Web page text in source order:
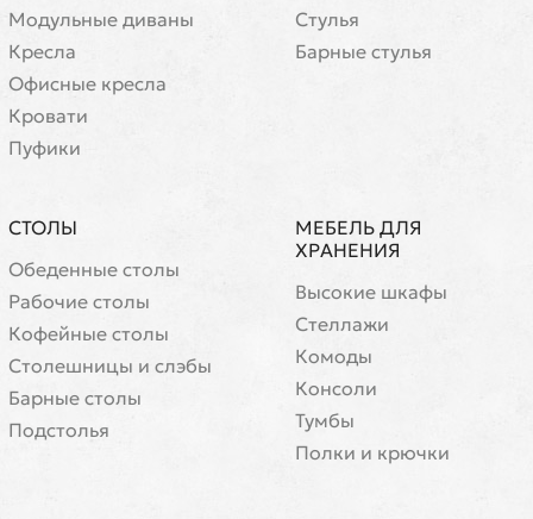
Модульные диваны
Кресла
Офисные кресла
Кровати
Пуфики
Стулья
Барные стулья
СТОЛЫ
Обеденные столы
Рабочие столы
Кофейные столы
Cтолешницы и слэбы
Барные столы
Подстолья
МЕБЕЛЬ ДЛЯ
ХРАНЕНИЯ
Высокие шкафы
Стеллажи
Комоды
Консоли
Тумбы
Полки и крючки